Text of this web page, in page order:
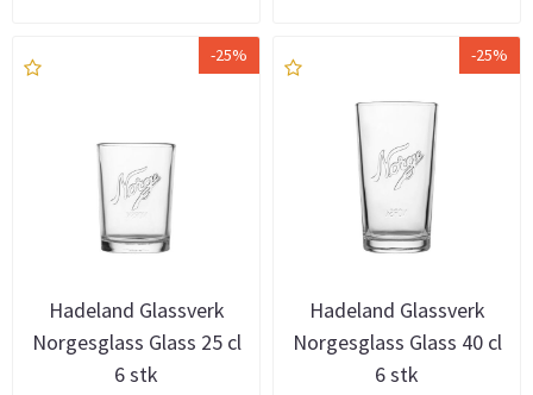
-25%
Hadeland Glassverk
Norgesglass Glass 25 cl
6 stk
-25%
Hadeland Glassverk
Norgesglass Glass 40 cl
6 stk